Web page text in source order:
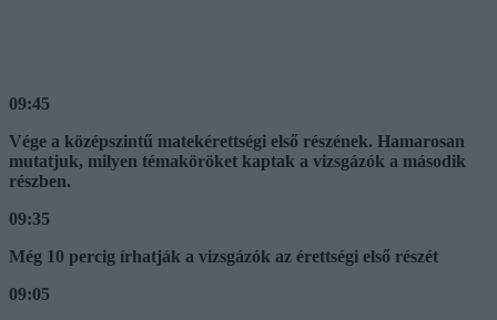
09:45
Vége a középszintű matekérettségi első részének. Hamarosan
mutatjuk, milyen témaköröket kaptak a vizsgázók a második
részben.
09:35
Még 10 percig írhatják a vizsgázók az érettségi első részét
09:05